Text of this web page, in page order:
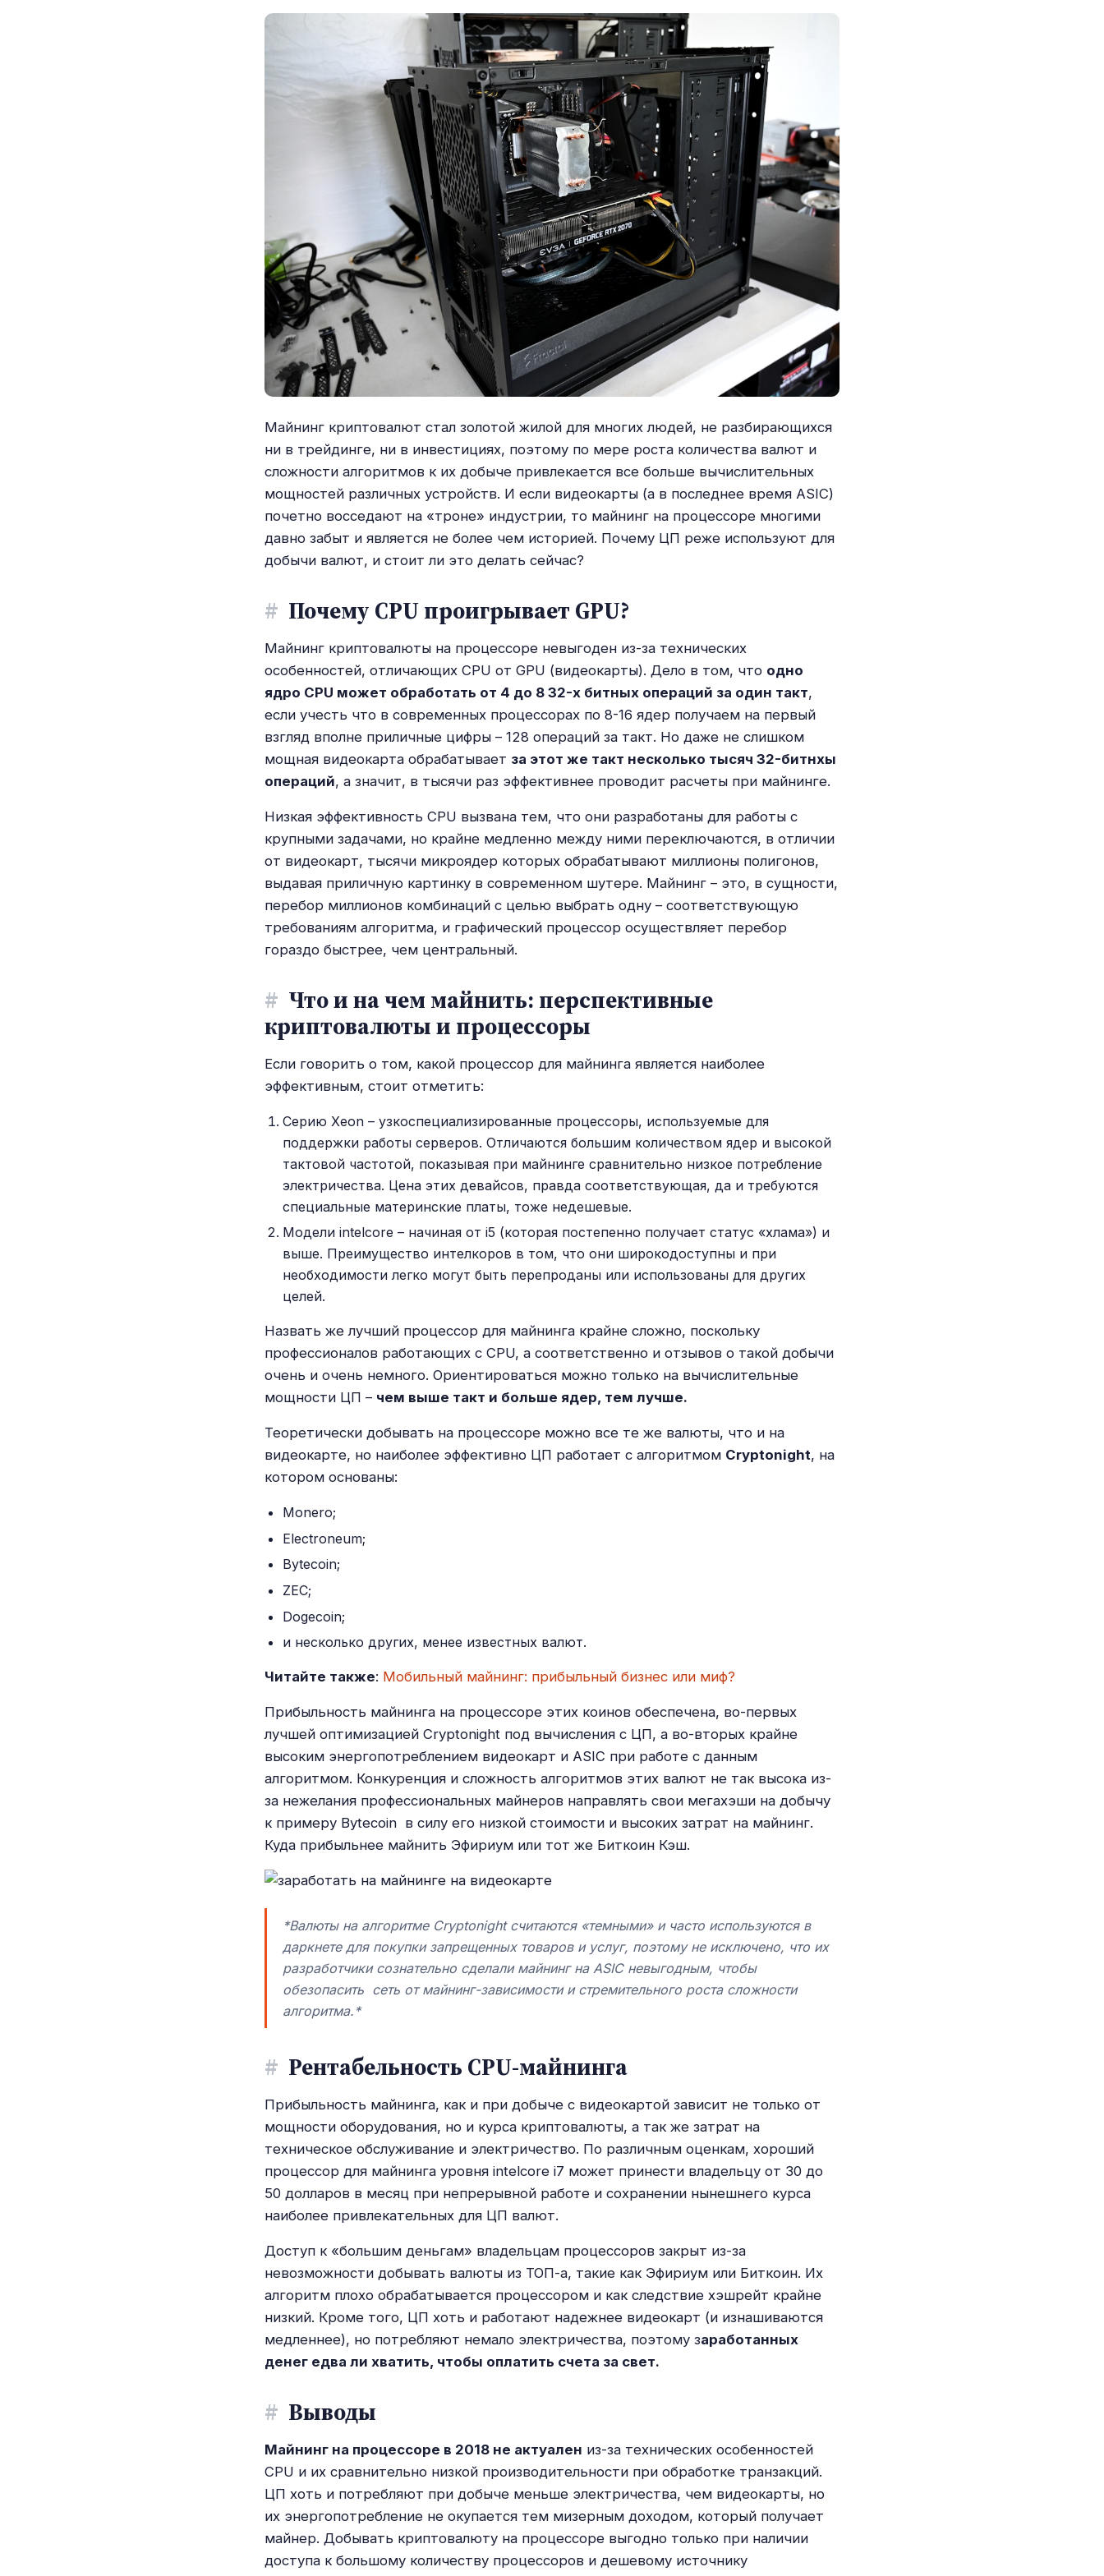
Майнинг криптовалют стал золотой жилой для многих людей, не разбирающихся
ни в трейдинге, ни в инвестициях, поэтому по мере роста количества валют и
сложности алгоритмов к их добыче привлекается все больше вычислительных
мощностей различных устройств. И если видеокарты (а в последнее время ASIC)
почетно восседают на «троне» индустрии, то майнинг на процессоре многими
давно забыт и является не более чем историей. Почему ЦП реже используют для
добычи валют, и стоит ли это делать сейчас?
# Почему CPU проигрывает GPU?
Майнинг криптовалюты на процессоре невыгоден из-за технических
особенностей, отличающих CPU от GPU (видеокарты). Дело в том, что одно
ядро CPU может обработать от 4 до 8 32-х битных операций за один такт,
если учесть что в современных процессорах по 8-16 ядер получаем на первый
взгляд вполне приличные цифры – 128 операций за такт. Но даже не слишком
мощная видеокарта обрабатывает за этот же такт несколько тысяч 32-битнхы
операций, а значит, в тысячи раз эффективнее проводит расчеты при майнинге.
Низкая эффективность CPU вызвана тем, что они разработаны для работы с
крупными задачами, но крайне медленно между ними переключаются, в отличии
от видеокарт, тысячи микроядер которых обрабатывают миллионы полигонов,
выдавая приличную картинку в современном шутере. Майнинг – это, в сущности,
перебор миллионов комбинаций с целью выбрать одну – соответствующую
требованиям алгоритма, и графический процессор осуществляет перебор
гораздо быстрее, чем центральный.
# Что и на чем майнить: перспективные
криптовалюты и процессоры
Если говорить о том, какой процессор для майнинга является наиболее
эффективным, стоит отметить:
Серию Xeon – узкоспециализированные процессоры, используемые для
поддержки работы серверов. Отличаются большим количеством ядер и высокой
тактовой частотой, показывая при майнинге сравнительно низкое потребление
электричества. Цена этих девайсов, правда соответствующая, да и требуются
специальные материнские платы, тоже недешевые.
Модели intelcore – начиная от i5 (которая постепенно получает статус «хлама») и
выше. Преимущество интелкоров в том, что они широкодоступны и при
необходимости легко могут быть перепроданы или использованы для других
целей.
Назвать же лучший процессор для майнинга крайне сложно, поскольку
профессионалов работающих с CPU, а соответственно и отзывов о такой добычи
очень и очень немного. Ориентироваться можно только на вычислительные
мощности ЦП – чем выше такт и больше ядер, тем лучше.
Теоретически добывать на процессоре можно все те же валюты, что и на
видеокарте, но наиболее эффективно ЦП работает с алгоритмом Cryptonight, на
котором основаны:
Monero;
Electroneum;
Bytecoin;
ZEC;
Dogecoin;
и несколько других, менее известных валют.
Читайте также: Мобильный майнинг: прибыльный бизнес или миф?
Прибыльность майнинга на процессоре этих коинов обеспечена, во-первых
лучшей оптимизацией Cryptonight под вычисления с ЦП, а во-вторых крайне
высоким энергопотреблением видеокарт и ASIC при работе с данным
алгоритмом. Конкуренция и сложность алгоритмов этих валют не так высока из-
за нежелания профессиональных майнеров направлять свои мегахэши на добычу
к примеру Bytecoin в силу его низкой стоимости и высоких затрат на майнинг.
Куда прибыльнее майнить Эфириум или тот же Биткоин Кэш.
*Валюты на алгоритме Cryptonight считаются «темными» и часто используются в
даркнете для покупки запрещенных товаров и услуг, поэтому не исключено, что их
разработчики сознательно сделали майнинг на ASIC невыгодным, чтобы
обезопасить сеть от майнинг-зависимости и стремительного роста сложности
алгоритма.*
# Рентабельность CPU-майнинга
Прибыльность майнинга, как и при добыче с видеокартой зависит не только от
мощности оборудования, но и курса криптовалюты, а так же затрат на
техническое обслуживание и электричество. По различным оценкам, хороший
процессор для майнинга уровня intelcore i7 может принести владельцу от 30 до
50 долларов в месяц при непрерывной работе и сохранении нынешнего курса
наиболее привлекательных для ЦП валют.
Доступ к «большим деньгам» владельцам процессоров закрыт из-за
невозможности добывать валюты из ТОП-а, такие как Эфириум или Биткоин. Их
алгоритм плохо обрабатывается процессором и как следствие хэшрейт крайне
низкий. Кроме того, ЦП хоть и работают надежнее видеокарт (и изнашиваются
медленнее), но потребляют немало электричества, поэтому заработанных
денег едва ли хватить, чтобы оплатить счета за свет.
# Выводы
Майнинг на процессоре в 2018 не актуален из-за технических особенностей
CPU и их сравнительно низкой производительности при обработке транзакций.
ЦП хоть и потребляют при добыче меньше электричества, чем видеокарты, но
их энергопотребление не окупается тем мизерным доходом, который получает
майнер. Добывать криптовалюту на процессоре выгодно только при наличии
доступа к большому количеству процессоров и дешевому источнику